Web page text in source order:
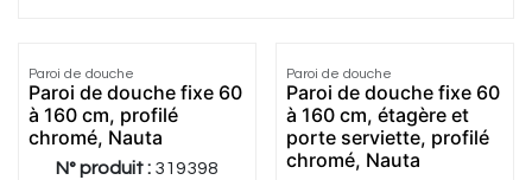
Paroi de douche
Paroi de douche fixe 60
à 160 cm, profilé
chromé, Nauta
N° produit : 319398
Paroi de douche
Paroi de douche fixe 60
à 160 cm, étagère et
porte serviette, profilé
chromé, Nauta